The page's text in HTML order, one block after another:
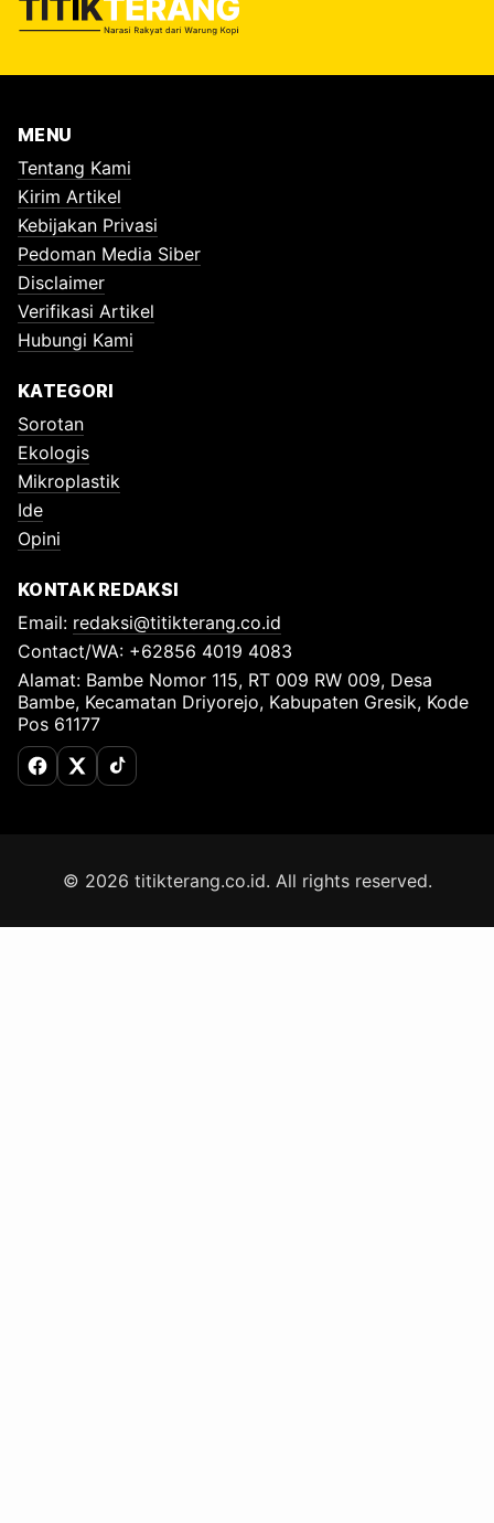
MENU
Tentang Kami
Kirim Artikel
Kebijakan Privasi
Pedoman Media Siber
Disclaimer
Verifikasi Artikel
Hubungi Kami
KATEGORI
Sorotan
Ekologis
Mikroplastik
Ide
Opini
KONTAK REDAKSI
Email: redaksi@titikterang.co.id
Contact/WA: +62856 4019 4083
Alamat: Bambe Nomor 115, RT 009 RW 009, Desa
Bambe, Kecamatan Driyorejo, Kabupaten Gresik, Kode
Pos 61177
Facebook
X (Twitter)
TikTok
© 2026 titikterang.co.id. All rights reserved.